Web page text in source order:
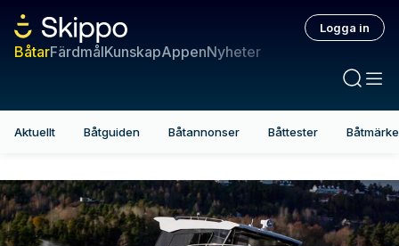
BåtarFärdmålKunskapAppenNyheter
Logga in
Aktuellt Båtguiden Båtannonser Båttester